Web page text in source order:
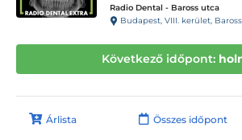
Radio Dental - Baross utca
Budapest, VIII. kerület, Baross
Következő időpont:
Árlista Összes időpont